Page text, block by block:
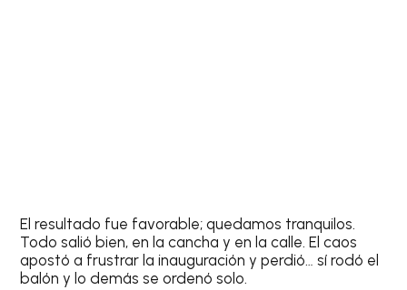
El resultado fue favorable; quedamos tranquilos.
Todo salió bien, en la cancha y en la calle. El caos
apostó a frustrar la inauguración y perdió… sí rodó el
balón y lo demás se ordenó solo.